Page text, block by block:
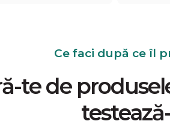
Ce faci după ce îl
te de